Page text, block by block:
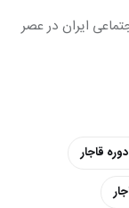
ایران در عصر
قاجار